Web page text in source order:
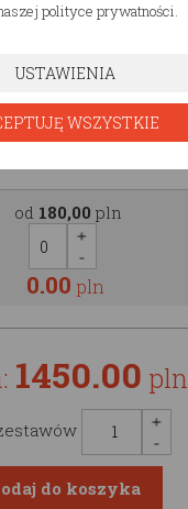
półki
Malowanie półki
od 180,00 pln
0.00 pln
1450.00 pln
polityce prywatności.
USTAWIENIA
WSZYSTKIE